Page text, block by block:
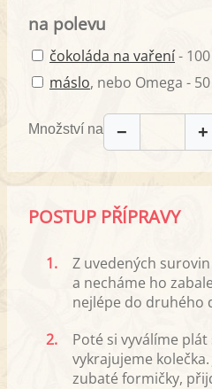
na polevu
čokoláda na vaření-
máslo, nebo Omega -
Množství na − +
POSTUP PŘÍPRAVY
1.
Z uvedených
a necháme ho
nejlépe do druhého
2.
Poté si vyválíme
vykrajujeme
zubaté formičky,